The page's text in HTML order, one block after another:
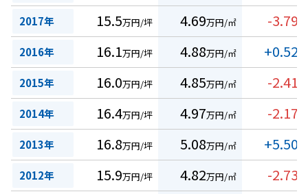
2017年 15.5万円/坪 4.69万円/㎡ -3.79
2016年 16.1万円/坪 4.88万円/㎡ +0.52
2015年 16.0万円/坪 4.85万円/㎡ -2.41
2014年 16.4万円/坪 4.97万円/㎡ -2.17
2013年 16.8万円/坪 5.08万円/㎡ +5.50
2012年 15.9万円/坪 4.82万円/㎡ -2.73